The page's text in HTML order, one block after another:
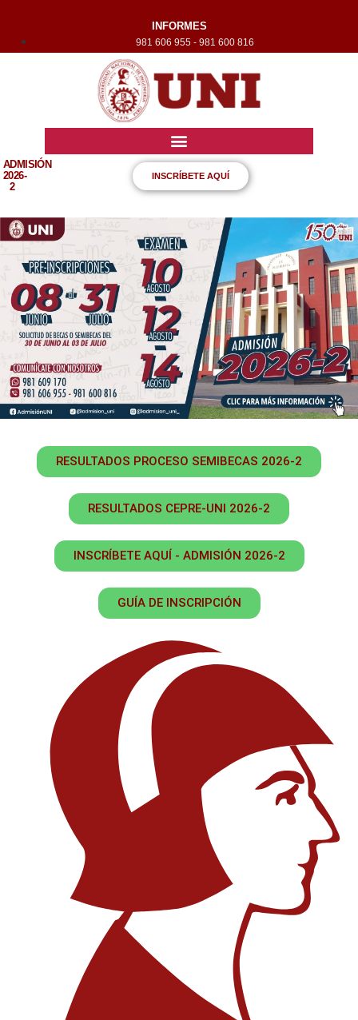
INFORMES
981 606 955 - 981 600 816
ADMISIÓN
2026-
2
INSCRÍBETE AQUÍ
RESULTADOS PROCESO SEMIBECAS 2026-2
RESULTADOS CEPRE-UNI 2026-2
INSCRÍBETE AQUÍ - ADMISIÓN 2026-2
GUÍA DE INSCRIPCIÓN